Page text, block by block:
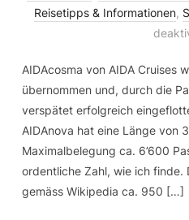
Reisetipps & Informationen,
AIDAcosma von AIDA Cruises
übernommen und, durch die
verspätet erfolgreich
AIDAnova hat eine Länge von
Maximalbelegung ca. 6’600
ordentliche Zahl, wie ich finde.
gemäss Wikipedia ca. 950 […]